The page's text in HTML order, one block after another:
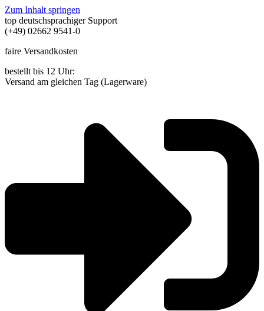
Zum Inhalt springen
top deutschsprachiger Support
(+49) 02662 9541-0
faire Versandkosten
bestellt bis 12 Uhr:
Versand am gleichen Tag (Lagerware)